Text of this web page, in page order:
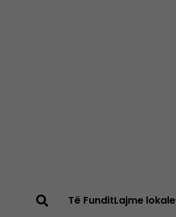
Të FunditLajme lokale